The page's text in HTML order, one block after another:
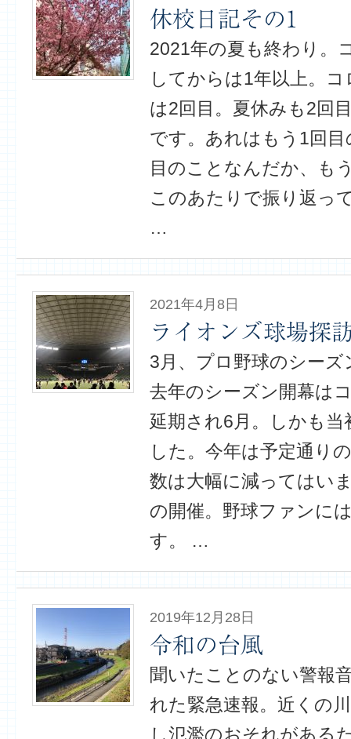
休校日記その1
2021年の夏も終わり。
してからは1年以上。
は2回目。夏休みも2回
です。あれはもう1回
目のことなんだか、も
このあたりで振り返っ
…
2021年4月8日
ライオンズ球場探
3月、プロ野球のシー
去年のシーズン開幕は
延期され6月。しかも
した。今年は予定通り
数は大幅に減ってはい
の開催。野球ファンに
す。 …
2019年12月28日
令和の台風
聞いたことのない警報
れた緊急速報。近くの
し氾濫のおそれがある